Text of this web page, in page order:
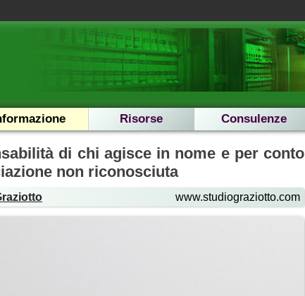
Risorse Consulenze
di chi agisce in nome e per conto
non riconosciuta
www.studiograziotto.com